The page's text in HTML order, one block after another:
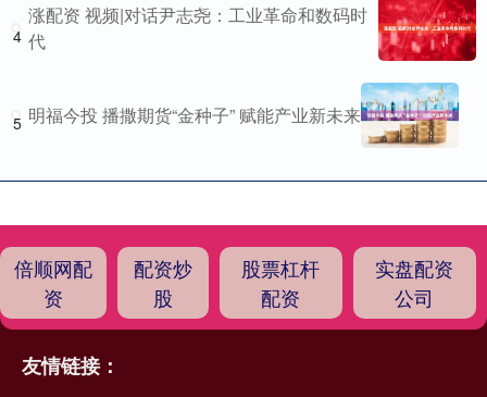
4
涨配资 视频|对话尹志尧：工业革命和数码时
代
5 明福今投 播撒期货“金种子” 赋能产业新未来
倍顺网配
资
配资炒
股
股票杠杆
配资
实盘配资
公司
友情链接：